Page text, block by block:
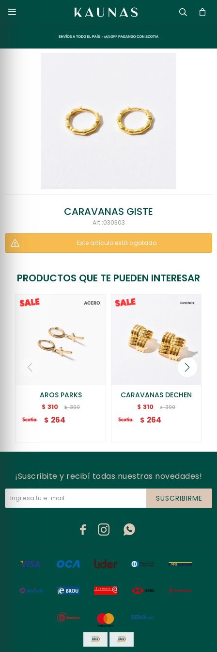

CARAVANAS GISTE
030303
Este artículo está agotado.
PRODUCTOS QUE TE PUEDEN INTERESAR
AROS PARKS
$ 310 $ 390
$ 264
CARAVANAS DECHEN
$ 310 $ 390
$ 264
¡Suscribite y recibí todas nuestras novedades!
SUSCRIBIRME
  